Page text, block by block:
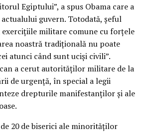
Egiptului”, a spus Obama care a
guvern. Totodată, şeful
exerciţiile militare comune cu forţele
noastră tradiţională nu poate
atunci când sunt ucişi civili”.
a cerut autorităţilor militare de la
de urgenţă, în special a legii
drepturile manifestanţilor şi ale
20 de biserici ale minorităţilor